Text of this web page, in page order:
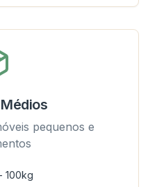
pequenos e
100kg